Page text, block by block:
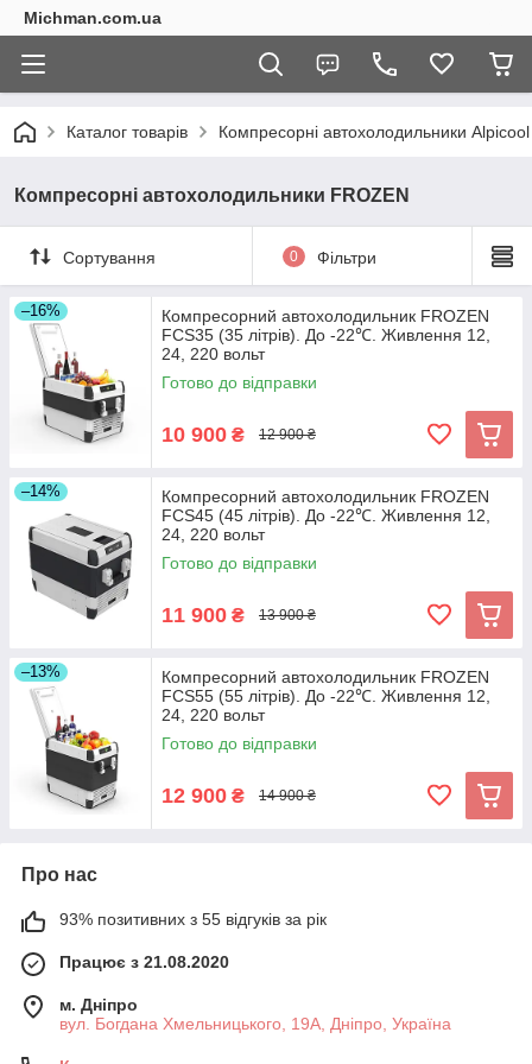
Michman.com.ua
Каталог товарів Компресорні автохолодильники Alpicool
Компресорні автохолодильники FROZEN
Сортування 0 Фільтри
–16%
Компресорний автохолодильник FROZEN
FCS35 (35 літрів). До -22℃. Живлення 12,
24, 220 вольт
Готово до відправки
10 900 ₴ 12 900 ₴
–14%
Компресорний автохолодильник FROZEN
FCS45 (45 літрів). До -22℃. Живлення 12,
24, 220 вольт
Готово до відправки
11 900 ₴ 13 900 ₴
–13%
Компресорний автохолодильник FROZEN
FCS55 (55 літрів). До -22℃. Живлення 12,
24, 220 вольт
Готово до відправки
12 900 ₴ 14 900 ₴
Про нас
93% позитивних з 55 відгуків за рік
Працює з 21.08.2020
м. Дніпро
вул. Богдана Хмельницького, 19А, Дніпро, Україна